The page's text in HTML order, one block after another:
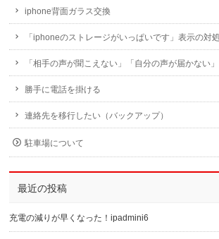
iphone背面ガラス交換
「iphoneのストレージがいっぱいです」表示の対
「相手の声が聞こえない」「自分の声が届かない」
勝手に電話を掛ける
連絡先を移行したい（バックアップ）
駐車場について
最近の投稿
充電の減りが早くなった！ipadmini6